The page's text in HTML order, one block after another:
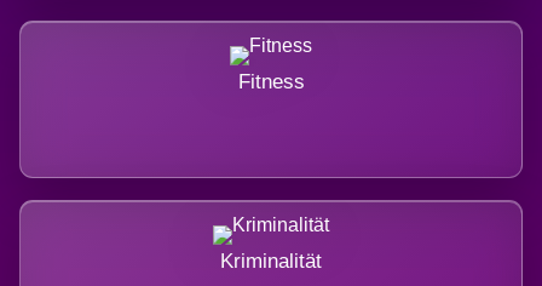
Fitness
Kriminalität